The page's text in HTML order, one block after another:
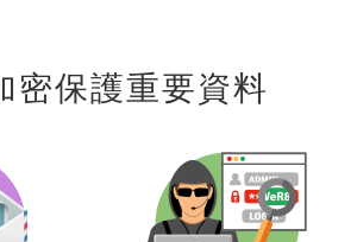
密保護重要資料